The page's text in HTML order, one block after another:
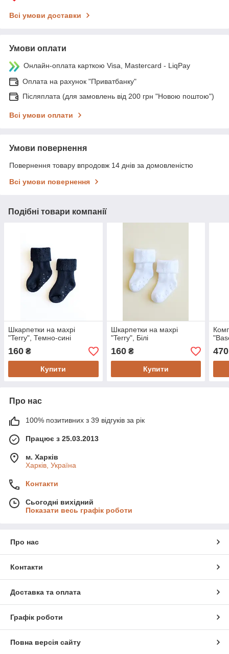
Всі умови доставки
Умови оплати
Онлайн-оплата карткою Visa, Mastercard - LiqPay
Оплата на рахунок "Приватбанку"
Післяплата (для замовлень від 200 грн "Новою поштою")
Всі умови оплати
Умови повернення
Повернення товару впродовж 14 днів за домовленістю
Всі умови повернення
Подібні товари компанії
Шкарпетки на махрі
"Terry", Темно-сині
160 ₴
Купити
Шкарпетки на махрі
"Terry", Білі
160₴
Купити
470
Про нас
100% позитивних з 39 відгуків за рік
Працює з 25.03.2013
м. Харків
Харків, Україна
Контакти
Сьогодні вихідний
Показати весь графік роботи
Про нас
Контакти
Доставка та оплата
Графік роботи
Повна версія сайту